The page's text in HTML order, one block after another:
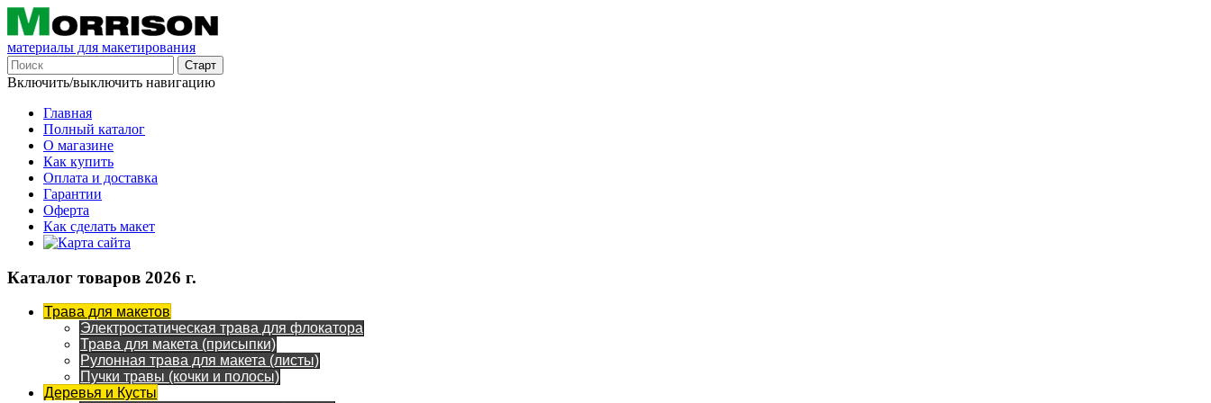
материалы для макетирования
Включить/выключить навигацию
Главная
Полный каталог
О магазине
Как купить
Оплата и доставка
Гарантии
Оферта
Как сделать макет
Каталог товаров 2026 г.
Трава для макетов
Электростатическая трава для флокатора
Трава для макета (присыпки)
Рулонная трава для макета (листы)
Пучки травы (кочки и полосы)
Деревья и Кусты